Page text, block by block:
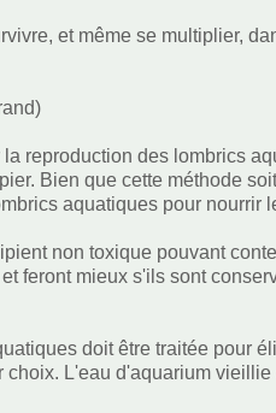
et même se multiplier,
reproduction des lombrics
Bien que cette méthode
aquatiques pour nourrir
non toxique pouvant
feront mieux s'ils sont
doit être traitée pour
L'eau d'aquarium